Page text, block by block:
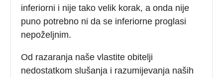
inferiorni i nije tako velik korak, a onda nije
puno potrebno ni da se inferiorne proglasi
nepoželjnim.
Od razaranja naše vlastite obitelji
nedostatkom slušanja i razumijevanja naših